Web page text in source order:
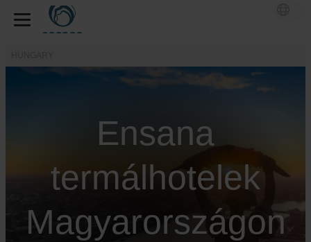
Ensana
termálhotelek
Magyarországon